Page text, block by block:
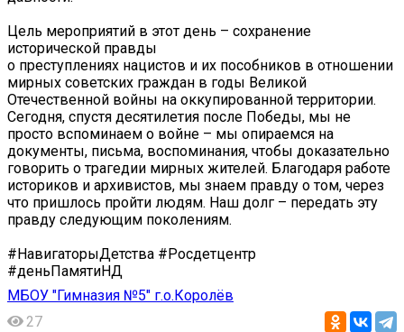
Цель мероприятий в этот день – сохранение
исторической правды
о преступлениях нацистов и их пособников в отношении
мирных советских граждан в годы Великой
Отечественной войны на оккупированной территории.
Сегодня, спустя десятилетия после Победы, мы не
просто вспоминаем о войне – мы опираемся на
документы, письма, воспоминания, чтобы доказательно
говорить о трагедии мирных жителей. Благодаря работе
историков и архивистов, мы знаем правду о том, через
что пришлось пройти людям. Наш долг – передать эту
правду следующим поколениям.
#НавигаторыДетства #Росдетцентр
#деньПамятиНД
МБОУ "Гимназия №5" г.о.Королёв
27